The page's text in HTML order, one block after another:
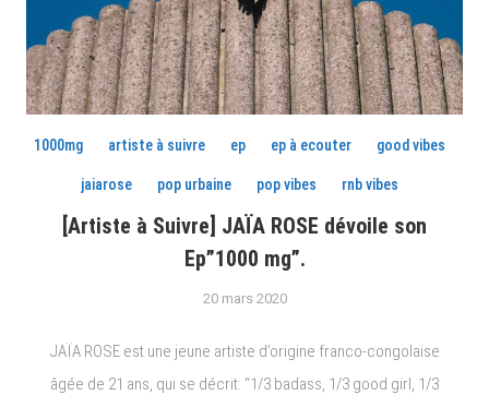
1000mg artiste à suivre ep ep à ecouter good vibes
jaiarose pop urbaine pop vibes rnb vibes
[Artiste à Suivre] JAÏA ROSE dévoile son
Ep”1000 mg”.
20 mars 2020
JAÏA ROSE est une jeune artiste d’origine franco-congolaise
âgée de 21 ans, qui se décrit: “1/3 badass, 1/3 good girl, 1/3